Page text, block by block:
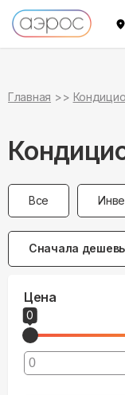
Главная
Все
Сначала
Цена
0
Кондиционеры 20 кв.м.